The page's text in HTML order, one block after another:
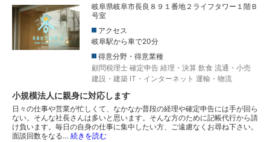
岐阜県岐阜市長良８９１番地２ライフタワー１階Ｂ
号室
アクセス
岐阜駅から車で20分
得意分野・得意業種
顧問税理士 確定申告 経理・決算 飲食 流通・小売
建設・建築 IT・インターネット 運輸・物流
小規模法人に親身に対応します
日々の仕事や営業が忙しくて、なかなか普段の経理や確定申告には手が回ら
ない。そんな社長さんは多いと思います。そんな方のために記帳代行から請
け負います。毎日の自身の仕事に集中したい方、ご遠慮なくお尋ね下さい。
面談回数をなる… 続きを読む